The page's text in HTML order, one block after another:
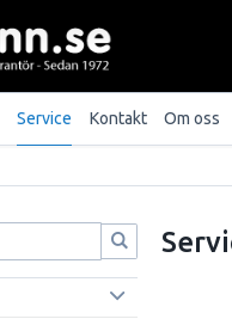
Service Kontakt Om oss